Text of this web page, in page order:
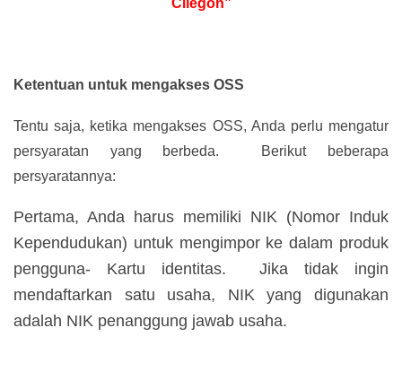
Cilegon”
Ketentuan untuk mengakses OSS
Tentu saja, ketika mengakses OSS, Anda perlu mengatur
persyaratan yang berbeda. Berikut beberapa
persyaratannya:
Pertama, Anda harus memiliki NIK (Nomor Induk
Kependudukan) untuk mengimpor ke dalam produk
pengguna- Kartu identitas. Jika tidak ingin
mendaftarkan satu usaha, NIK yang digunakan
adalah NIK penanggung jawab usaha.